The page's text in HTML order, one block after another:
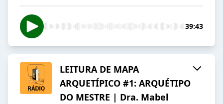
39:43
LEITURA DE MAPA
ARQUETÍPICO #1: ARQUÉTIPO
DO MESTRE | Dra. Mabel